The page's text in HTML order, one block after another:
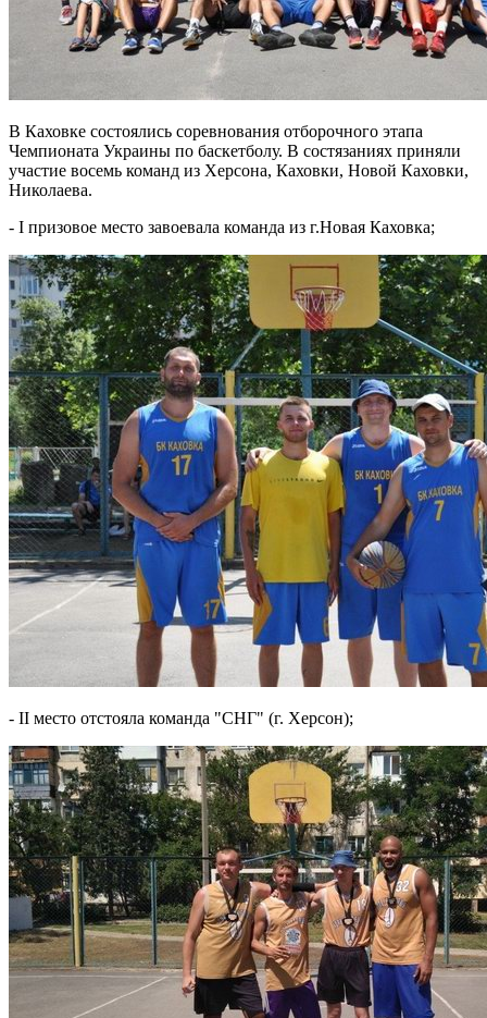
В Каховке состоялись соревнования отборочного этапа
Чемпионата Украины по баскетболу. В состязаниях приняли
участие восемь команд из Херсона, Каховки, Новой Каховки,
Николаева.
- І призовое место завоевала команда из г.Новая Каховка;
- ІІ место отстояла команда "СНГ" (г. Херсон);